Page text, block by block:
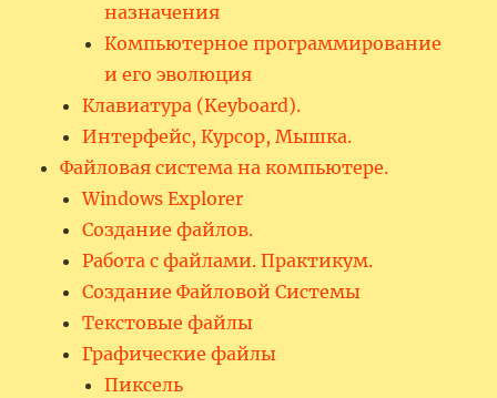
назначения
Компьютерное программирование
и его эволюция
Клавиатура (Keyboard).
Интерфейс, Курсор, Мышка.
Файловая система на компьютере.
Windows Explorer
Создание файлов.
Работа с файлами. Практикум.
Создание Файловой Системы
Текстовые файлы
Графические файлы
Пиксель